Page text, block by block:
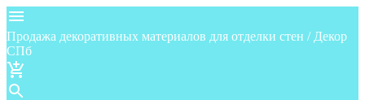
Продажа декоративных материалов для отделки стен / Декор
СПб